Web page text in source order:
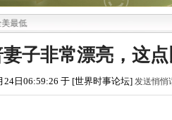
子非常漂亮，这
日06:59:26 于 [世界时事论坛] 发送悄悄